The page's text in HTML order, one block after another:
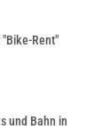
Rent"
und Bahn in